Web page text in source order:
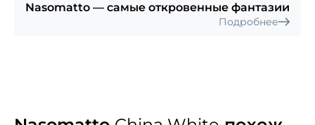
и ценных пород дерева.
Nasomatto — самые откровенные фантазии
Подробнее